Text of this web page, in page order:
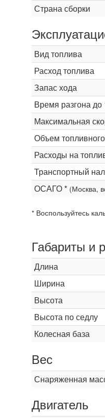
Страна сборки
Вид топлива
Расход топлива
Запас хода
Время разгона до
Максимальная
Объем
Расходы на
Транспортный
ОСАГО * (Москва,
* Воспользуйтесь
Габариты и
Длина
Ширина
Высота
Высота по седлу
Колесная база
Вес
Снаряженная
Двигатель